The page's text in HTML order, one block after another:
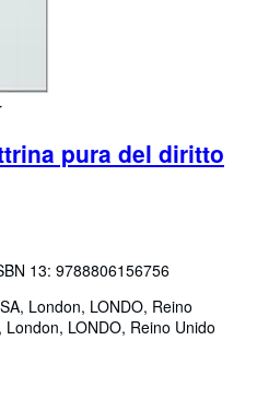
pura del diritto
13: 9788806156756
London, LONDO, Reino
, London, LONDO, Reino Unido